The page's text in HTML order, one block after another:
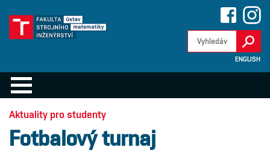
ENGLISH
Aktuality pro studenty
Fotbalový turnaj